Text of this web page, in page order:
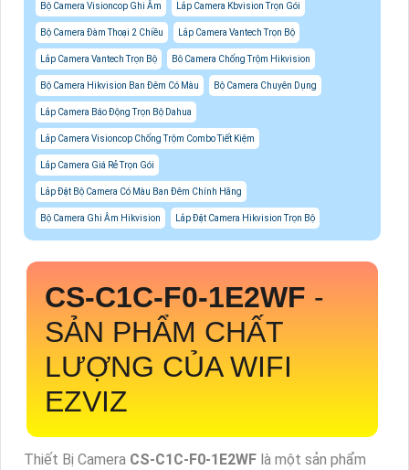
Bộ Camera Visioncop Ghi Âm Lắp Camera Kbvision Trọn Gói
Bộ Camera Đàm Thoại 2 Chiều Lắp Camera Vantech Trọn Bộ
Lắp Camera Vantech Trọn Bộ Bô Camera Chống Trộm Hikvision
Bộ Camera Hikvision Ban Đêm Có Màu Bộ Camera Chuyên Dụng
Lắp Camera Báo Động Trọn Bộ Dahua
Lắp Camera Visioncop Chống Trộm Combo Tiết Kiệm
Lắp Camera Giá Rẻ Trọn Gói
Lắp Đặt Bộ Camera Có Màu Ban Đêm Chính Hãng
Bộ Camera Ghi Âm Hikvision Lắp Đặt Camera Hikvision Trọn Bộ
CS-C1C-F0-1E2WF -
SẢN PHẨM CHẤT
LƯỢNG CỦA WIFI
EZVIZ
Thiết Bị Camera CS-C1C-F0-1E2WF là một sản phẩm